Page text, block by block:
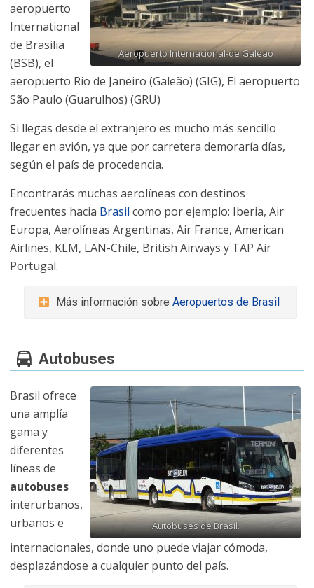
Aeropuerto Internacional-de Galeao
aeropuerto
International
de Brasilia
(BSB), el
aeropuerto Rio de Janeiro (Galeão) (GIG), El aeropuerto
São Paulo (Guarulhos) (GRU)
Si llegas desde el extranjero es mucho más sencillo
llegar en avión, ya que por carretera demoraría días,
según el país de procedencia.
Encontrarás muchas aerolíneas con destinos
frecuentes hacia Brasil como por ejemplo: Iberia, Air
Europa, Aerolíneas Argentinas, Air France, American
Airlines, KLM, LAN-Chile, British Airways y TAP Air
Portugal.
Más información sobre Aeropuertos de Brasil
Autobuses
Autobuses de Brasil.
Brasil ofrece
una amplía
gama y
diferentes
líneas de
autobuses
interurbanos,
urbanos e
internacionales, donde uno puede viajar cómoda,
desplazándose a cualquier punto del país.